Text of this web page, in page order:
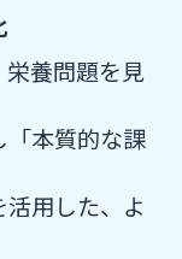
栄養問題を見
「本質的な課
用した、よ